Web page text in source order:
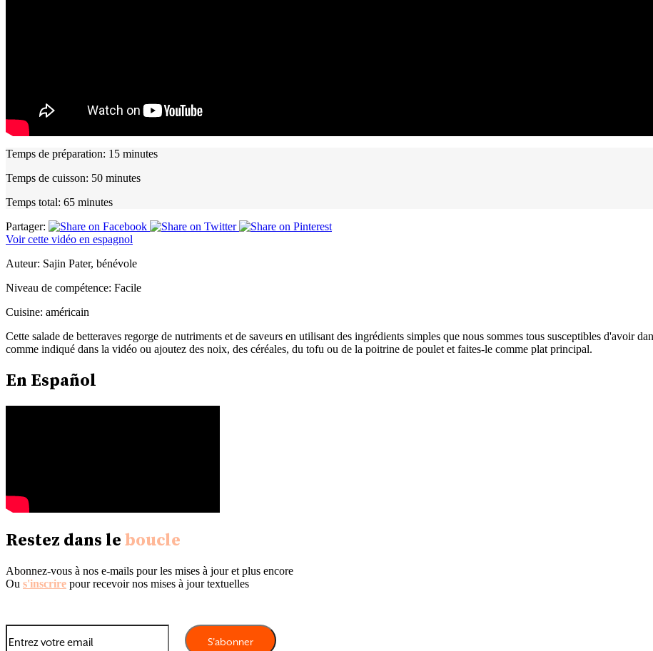
Temps de préparation: 15 minutes
Temps de cuisson: 50 minutes
Temps total: 65 minutes
Partager:
Voir cette vidéo en espagnol
Auteur: Sajin Pater, bénévole
Niveau de compétence: Facile
Cuisine: américain
Cette salade de betteraves regorge de nutriments et de saveurs en utilisant des ingrédients simples que nous sommes tous susceptibles d'avoir
comme indiqué dans la vidéo ou ajoutez des noix, des céréales, du tofu ou de la poitrine de poulet et faites-le comme plat principal.
En Español
Restez dans le boucle
Abonnez-vous à nos e-mails pour les mises à jour et plus encore
Ou s'inscrire pour recevoir nos mises à jour textuelles